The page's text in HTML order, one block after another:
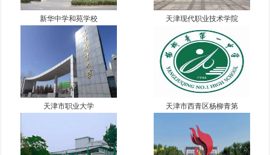
新华中学和苑学校 天津现代职业技术学院
天津市职业大学 天津市西青区杨柳青第